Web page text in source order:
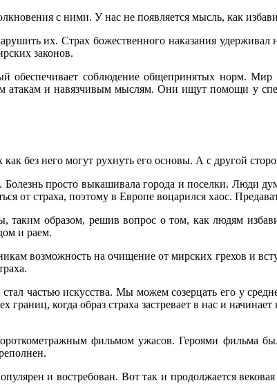
с ними. У нас не появляется мысль, как
их. Страх божественного наказания
законов.
обеспечивает соблюдение общепринятых норм.
и навязчивым мыслям. Они ищут помощи у
без него могут рухнуть его основы. А с другой
просто выкашивала города и поселки. Люди
от страха, поэтому в Европе воцарился хаос.
образом, решив вопрос о том, как людям
и раем.
возможность на очищение от мирских грехов и
стал частью искусства. Мы можем созерцать его у
когда образ страха застревает в нас и
фильмом ужасов. Героями фильма
и востребован. Вот так и продолжается